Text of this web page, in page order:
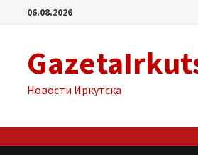
Перейти06.08.2026
Новости Иркутска